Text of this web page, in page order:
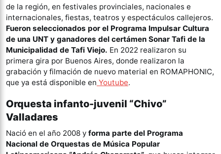
de la región, en festivales provinciales, nacionales e
internacionales, fiestas, teatros y espectáculos callejeros.
Fueron seleccionados por el Programa Impulsar Cultura
de una UNT y ganadores del certámen Sonar Tafi de la
Municipalidad de Tafi Viejo. En 2022 realizaron su
primera gira por Buenos Aires, donde realizaron la
grabación y filmación de nuevo material en ROMAPHONIC,
que ya está disponible en Youtube.
Orquesta infanto-juvenil “Chivo”
Valladares
Nació en el año 2008 y forma parte del Programa
Nacional de Orquestas de Música Popular